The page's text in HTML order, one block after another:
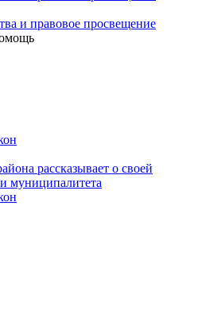
и правовое просвещение
рассказывает о своей
муниципалитета